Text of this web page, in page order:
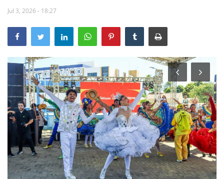
Secretarias e Órgãos
Mural de Licitações
Notícias
Vídeos
Webmail
Contato
Jul 3, 2026 - 18:27